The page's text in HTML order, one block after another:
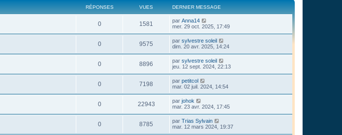
RÉPONSES VUES DERNIER MESSAGE
0 1581 par Anna14
mer. 29 oct. 2025, 17:49
0 9575 par sylvestre soleil
dim. 20 avr. 2025, 14:24
0 8896 par sylvestre soleil
jeu. 12 sept. 2024, 22:13
0 7198 par petitcol
mar. 02 juil. 2024, 14:54
0 22943 par johok
mar. 23 avr. 2024, 17:45
0 8785 par Trias Sylvain
mar. 12 mars 2024, 19:37